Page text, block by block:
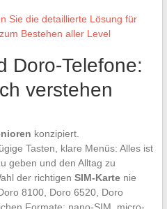
Sie die detaillierte Lösung für
Bestehen aller Level
Doro-Telefone:
verstehen
konzipiert.
Tasten, klare Menüs: Alles ist
geben und den Alltag zu
der richtigen SIM-Kartenie
8100, Doro 6520, Doro